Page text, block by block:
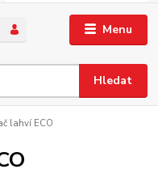
Menu
Hledat
lahví ECO